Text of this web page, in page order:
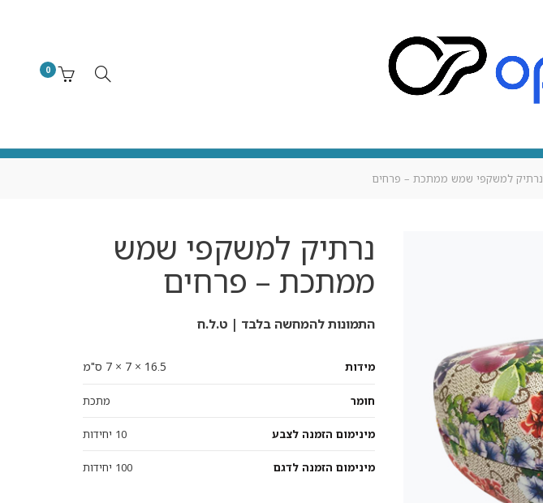
0
נרתיק למשקפי שמש ממתכת – פרחים
נרתיק למשקפי שמש
ממתכת – פרחים
התמונות להמחשה בלבד | ט.ל.ח
מידות 16.5 × 7 × 7 ס"מ
חומר מתכת
מינימום הזמנה לצבע 10 יחידות
מינימום הזמנה לדגם 100 יחידות